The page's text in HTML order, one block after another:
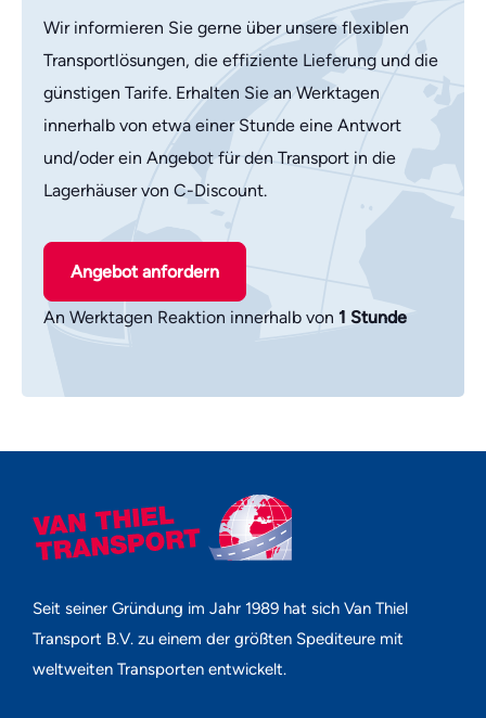
Wir informieren Sie gerne über unsere flexiblen
Transportlösungen, die effiziente Lieferung und die
günstigen Tarife. Erhalten Sie an Werktagen
innerhalb von etwa einer Stunde eine Antwort
und/oder ein Angebot für den Transport in die
Lagerhäuser von C-Discount.
Angebot anfordern
An Werktagen Reaktion innerhalb von 1 Stunde
Seit seiner Gründung im Jahr 1989 hat sich Van Thiel
Transport B.V. zu einem der größten Spediteure mit
weltweiten Transporten entwickelt.